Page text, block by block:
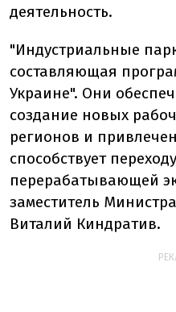
деятельность.
"Индустриальные
составляющая
Украине". Они
создание новых
регионов и
способствует
перерабатывающей
заместитель
Виталий Киндратив.